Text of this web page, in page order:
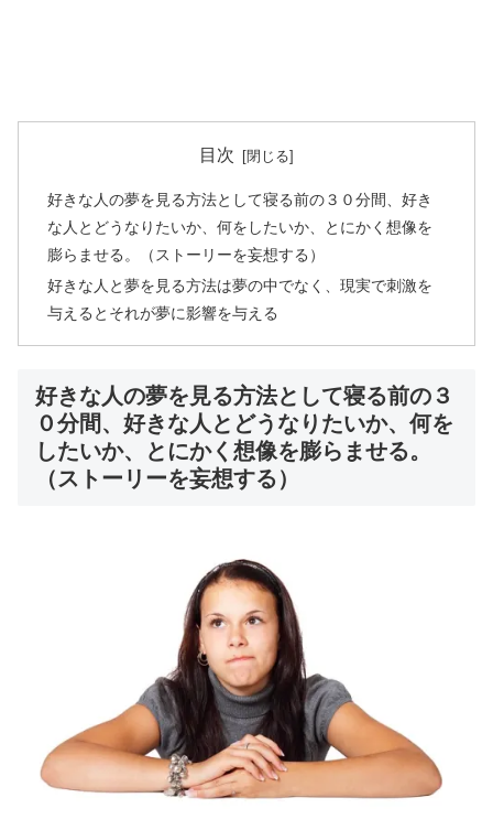
目次
好きな人の夢を見る方法として寝る前の３０分間、好き
な人とどうなりたいか、何をしたいか、とにかく想像を
膨らませる。（ストーリーを妄想する）
好きな人と夢を見る方法は夢の中でなく、現実で刺激を
与えるとそれが夢に影響を与える
好きな人の夢を見る方法として寝る前の３
０分間、好きな人とどうなりたいか、何を
したいか、とにかく想像を膨らませる。
（ストーリーを妄想する）